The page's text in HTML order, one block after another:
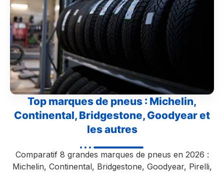
Top marques de pneus : Michelin,
Continental, Bridgestone, Goodyear et
les autres
Comparatif 8 grandes marques de pneus en 2026 :
Michelin, Continental, Bridgestone, Goodyear, Pirelli,